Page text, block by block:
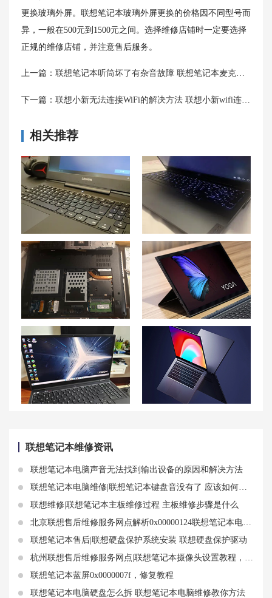
更换玻璃外屏。联想笔记本玻璃外屏更换的价格因不同型号而
异，一般在500元到1500元之间。选择维修店铺时一定要选择
正规的维修店铺，并注意售后服务。
上一篇： 联想笔记本听筒坏了有杂音故障 联想笔记本麦克风有杂音滋滋怎么解决
下一篇： 联想小新无法连接WiFi的解决方法 联想小新wifi连接但无internet如何解决
相关推荐
【系统重装】如何为联想拯救者R7000P笔记本重新安装系统？ 联想拯救者Y7000开机进不了系统?解决拯救者Y7000未能正确启动问题的方法
联想小新14散热好吗？联想发热不能启动怎么办？ 联想YOGA Duet充电故障的解决方案
联想笔记本维修资讯
联想笔记本电脑声音无法找到输出设备的原因和解决方法
联想笔记本电脑维修|联想笔记本键盘音没有了 应该如何解决键盘音故障
联想维修|联想笔记本主板维修过程 主板维修步骤是什么
北京联想售后维修服务网点解析0x00000124联想笔记本电脑蓝屏怎么恢复
联想笔记本售后|联想硬盘保护系统安装 联想硬盘保护驱动
杭州联想售后维修服务网点|联想笔记本摄像头设置教程，让你轻松调整视频效果
联想笔记本蓝屏0x0000007f，修复教程
联想笔记本电脑硬盘怎么拆 联想笔记本电脑维修教你方法